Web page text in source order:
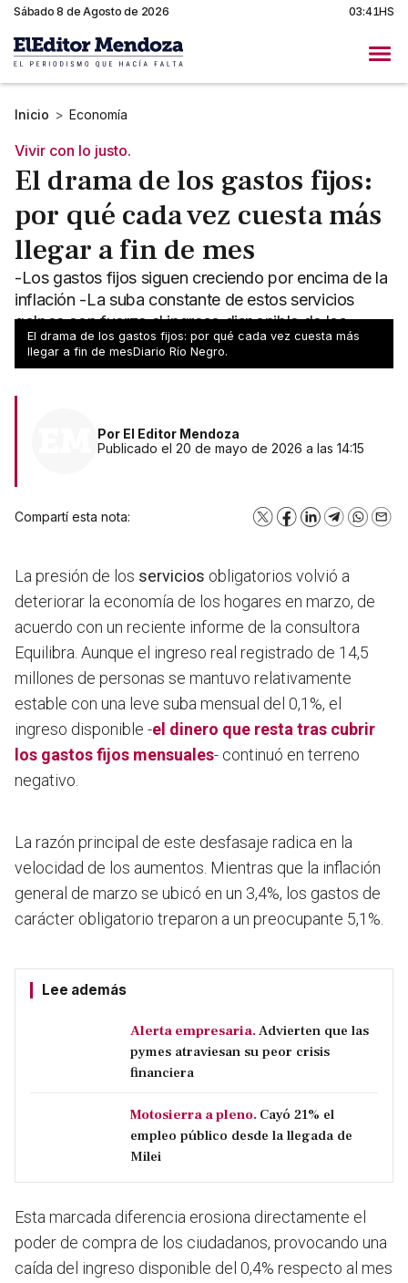
Sábado 8 de Agosto de 2026 03:41HS
Inicio > Economía
Vivir con lo justo.
El drama de los gastos fijos:
por qué cada vez cuesta más
llegar a fin de mes
-Los gastos fijos siguen creciendo por encima de la
inflación -La suba constante de estos servicios
golpea con fuerza el ingreso disponible de los
argentinos
El drama de los gastos fijos: por qué cada vez cuesta más
llegar a fin de mesDiario Río Negro.
Por El Editor Mendoza
Publicado el 20 de mayo de 2026 a las 14:15
Compartí esta nota: X Facebook
LinkedInTelegram
La presión de los servicios obligatorios volvió a
deteriorar la economía de los hogares en marzo, de
acuerdo con un reciente informe de la consultora
Equilibra. Aunque el ingreso real registrado de 14,5
millones de personas se mantuvo relativamente
estable con una leve suba mensual del 0,1%, el
ingreso disponible -el dinero que resta tras cubrir
los gastos fijos mensuales- continuó en terreno
negativo.
La razón principal de este desfasaje radica en la
velocidad de los aumentos. Mientras que la inflación
general de marzo se ubicó en un 3,4%, los gastos de
carácter obligatorio treparon a un preocupante 5,1%.
Lee además
Alerta empresaria.Advierten que las
pymes atraviesan su peor crisis
financiera
Motosierra a pleno. Cayó 21% el
empleo público desde la llegada de
Milei
Esta marcada diferencia erosiona directamente el
poder de compra de los ciudadanos, provocando una
caída del ingreso disponible del 0,4% respecto al mes